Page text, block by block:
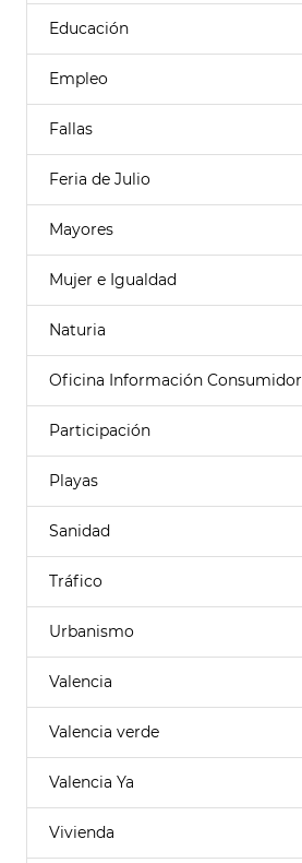
Educación
Empleo
Fallas
Feria de Julio
Mayores
Mujer e Igualdad
Naturia
Oficina Información Consumidor
Participación
Playas
Sanidad
Tráfico
Urbanismo
Valencia
Valencia verde
Valencia Ya
Vivienda